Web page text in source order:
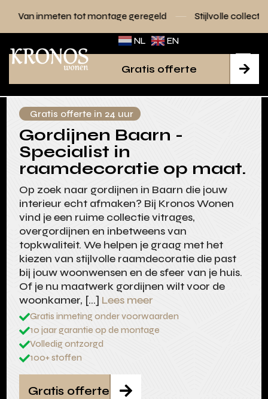
tot montage geregeld Stijlvolle collecties voor elk
NL EN

Gratis offerte
Gratis offerte in 24 uur
Gordijnen Baarn -
Specialist in
raamdecoratie op maat.
Op zoek naar gordijnen in Baarn die jouw
interieur echt afmaken? Bij Kronos Wonen
vind je een ruime collectie vitrages,
overgordijnen en inbetweens van
topkwaliteit. We helpen je graag met het
kiezen van stijlvolle raamdecoratie die past
bij jouw woonwensen en de sfeer van je huis.
Of je nu maatwerk gordijnen wilt voor de
woonkamer, […] Lees meer
Gratis inmeting onder voorwaarden
10 jaar garantie op de montage
Volledig ontzorgd
100+ stoffen

Gratis offerte